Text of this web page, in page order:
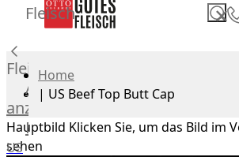
✕
Fleisch
Fleisch
Alle
anzeigen
Rind
US
Home
| US Beef Top Butt Cap
Hauptbild Klicken Sie, um das Bild im
sehen